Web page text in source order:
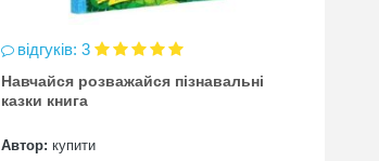
відгуків: 3
Навчайся розважайся пізнавальні
казки книга
Автор: купити